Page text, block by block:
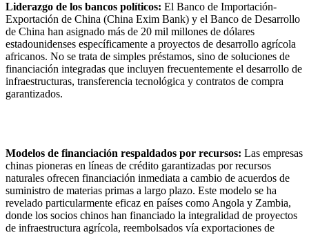
Liderazgo de los bancos políticos: El Banco de Importación-
Exportación de China (China Exim Bank) y el Banco de Desarrollo
de China han asignado más de 20 mil millones de dólares
estadounidenses específicamente a proyectos de desarrollo agrícola
africanos. No se trata de simples préstamos, sino de soluciones de
financiación integradas que incluyen frecuentemente el desarrollo de
infraestructuras, transferencia tecnológica y contratos de compra
garantizados.
Modelos de financiación respaldados por recursos: Las empresas
chinas pioneras en líneas de crédito garantizadas por recursos
naturales ofrecen financiación inmediata a cambio de acuerdos de
suministro de materias primas a largo plazo. Este modelo se ha
revelado particularmente eficaz en países como Angola y Zambia,
donde los socios chinos han financiado la integralidad de proyectos
de infraestructura agrícola, reembolsados vía exportaciones de